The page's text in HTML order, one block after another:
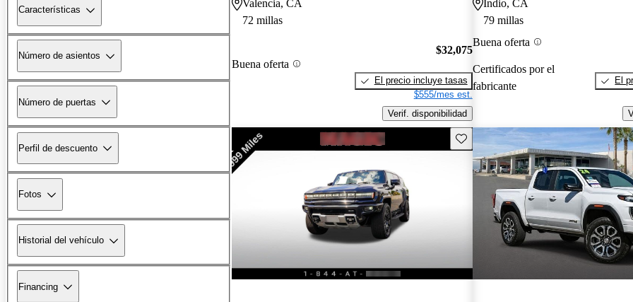
Características
Número de asientos
Número de puertas
Perfil de descuento
Fotos
Historial del vehículo
Financing
Valencia, CA
72 millas
Buena oferta
$32,075
El precio incluye tasas
$555/mes est.
Verif. disponibilidad
Indio, CA
79 millas
Buena oferta
Certificados por el
fabricante
El
Guarda este Aviso